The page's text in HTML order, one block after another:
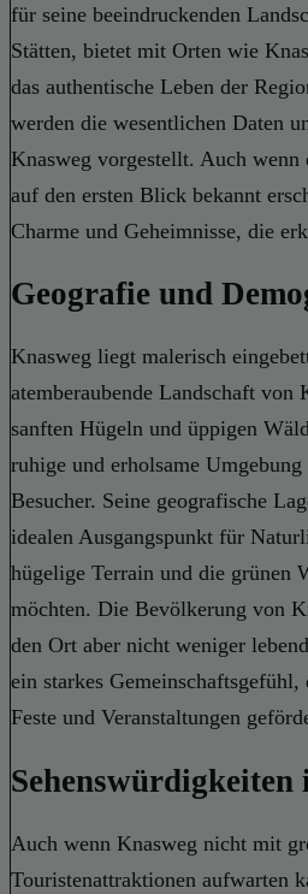
für seine beeindruckenden
Stätten, bietet mit Orten wie
das authentische Leben der
werden die wesentlichen Daten
Knasweg vorgestellt. Auch
auf den ersten Blick bekannt
Charme und Geheimnisse, die
Geografie und
Knasweg liegt malerisch
atemberaubende Landschaft von
sanften Hügeln und üppigen
ruhige und erholsame
Besucher. Seine geografische
idealen Ausgangspunkt für
hügelige Terrain und die grünen
möchten. Die Bevölkerung von
den Ort aber nicht weniger
ein starkes
Feste und Veranstaltungen
Sehenswürdigkeiten
Auch wenn Knasweg nicht mit
Touristenattraktionen aufwarten